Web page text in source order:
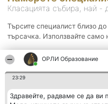
ОРЛИ Образование
23:29
Здравейте, радваме се да ви
Класацията събира, най -
Търсите специалист близо
търсачка. Използвайте само